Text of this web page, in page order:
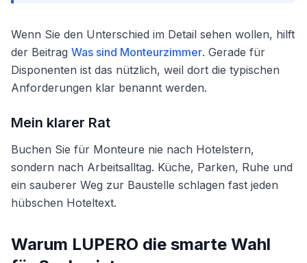
Wenn Sie den Unterschied im Detail sehen wollen, hilft
der Beitrag Was sind Monteurzimmer. Gerade für
Disponenten ist das nützlich, weil dort die typischen
Anforderungen klar benannt werden.
Mein klarer Rat
Buchen Sie für Monteure nie nach Hotelstern,
sondern nach Arbeitsalltag. Küche, Parken, Ruhe und
ein sauberer Weg zur Baustelle schlagen fast jeden
hübschen Hoteltext.
Warum LUPERO die smarte Wahl